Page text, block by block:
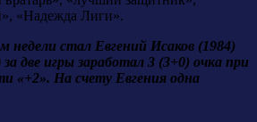
«Надежда Лиги».
стал Евгений Исаков (1984)
две игры заработал 3 (3+0) очка при
«+2». На счету Евгения одна